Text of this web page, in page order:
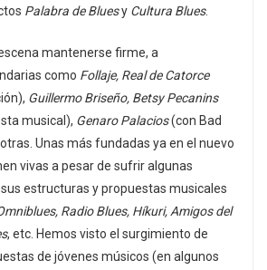
Palabra de Bluesy Cultura Blues.
mantenerse firme, a
como Follaje, Real de Catorce
Guillermo Briseño, Betsy Pecanins
musical), Genaro Palacios(con Bad
Unas más fundadas ya en el nuevo
vivas a pesar de sufrir algunas
estructuras y propuestas musicales
Radio Blues, Híkuri, Amigos del
, etc. Hemos visto el surgimiento de
de jóvenes músicos (en algunos